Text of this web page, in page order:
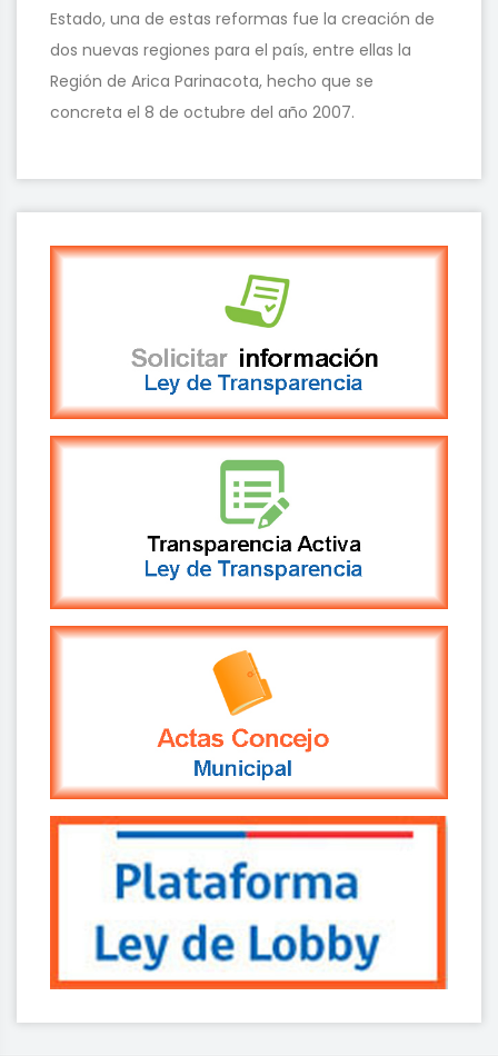
Estado, una de estas reformas fue la creación de
dos nuevas regiones para el país, entre ellas la
Región de Arica Parinacota, hecho que se
concreta el 8 de octubre del año 2007.